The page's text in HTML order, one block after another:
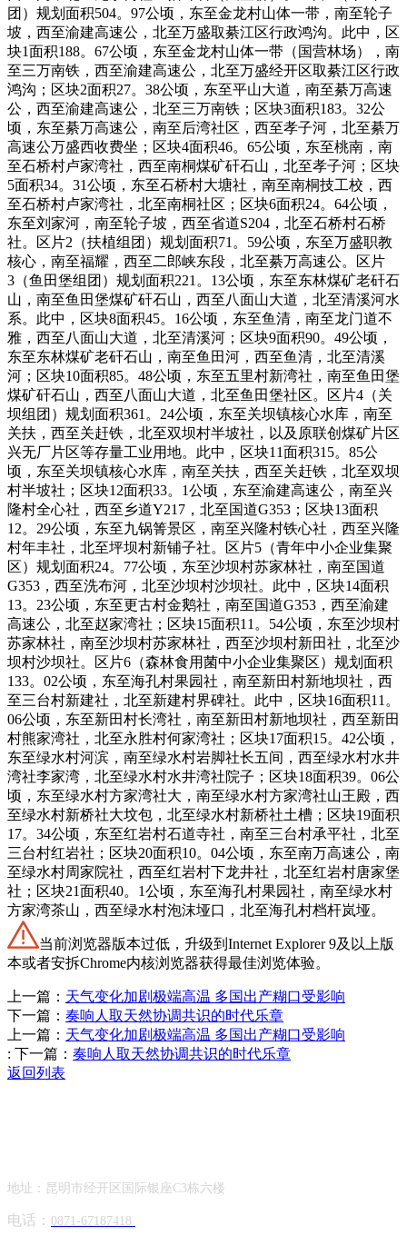
当前浏览器版本过低，升级到Internet Explorer 9及以上版
本或者安拆Chrome内核浏览器获得最佳浏览体验。
上一篇： 天气变化加剧极端高温 多国出产糊口受影响
下一篇： 奏响人取天然协调共识的时代乐章
上一篇： 天气变化加剧极端高温 多国出产糊口受影响
: 下一篇： 奏响人取天然协调共识的时代乐章
返回列表
地址：昆明市经开区国际银座C3栋六楼
电话： 0871-67187418